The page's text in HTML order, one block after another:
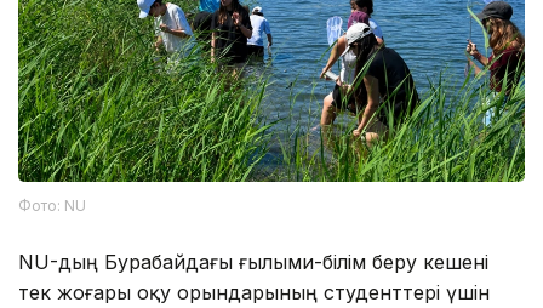
Фото: NU
NU-дың Бурабайдағы ғылыми-білім беру кешені
тек жоғары оқу орындарының студенттері үшін